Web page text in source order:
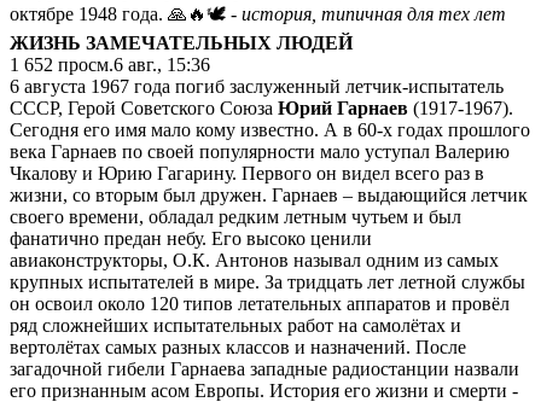
октябре 1948 года. 🙏🔥🕊 - история, типичная для тех лет
ЖИЗНЬ ЗАМЕЧАТЕЛЬНЫХ ЛЮДЕЙ
1 652 просм.6 авг., 15:36
6 августа 1967 года погиб заслуженный летчик-испытатель
СССР, Герой Советского Союза Юрий Гарнаев (1917-1967).
Сегодня его имя мало кому известно. А в 60-х годах прошлого
века Гарнаев по своей популярности мало уступал Валерию
Чкалову и Юрию Гагарину. Первого он видел всего раз в
жизни, со вторым был дружен. Гарнаев – выдающийся летчик
своего времени, обладал редким летным чутьем и был
фанатично предан небу. Его высоко ценили
авиаконструкторы, О.К. Антонов называл одним из самых
крупных испытателей в мире. За тридцать лет летной службы
он освоил около 120 типов летательных аппаратов и провёл
ряд сложнейших испытательных работ на самолётах и
вертолётах самых разных классов и назначений. После
загадочной гибели Гарнаева западные радиостанции назвали
его признанным асом Европы. История его жизни и смерти -